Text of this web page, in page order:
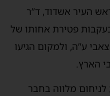
העיר אשדוד, ד”ר
פטירת אחותו של
ע”ה, ולמקום הגיעו
הארץ.
מלווה בחבר